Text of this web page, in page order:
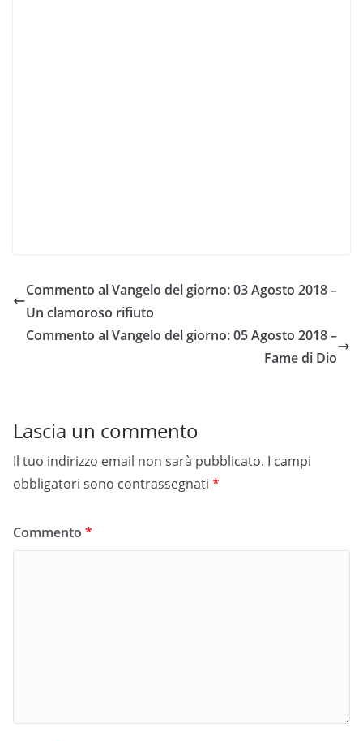
Commento al Vangelo del giorno: 03 Agosto 2018 –
Un clamoroso rifiuto
Commento al Vangelo del giorno: 05 Agosto 2018 –
Fame di Dio
Lascia un commento
Il tuo indirizzo email non sarà pubblicato. I campi
obbligatori sono contrassegnati *
Commento *